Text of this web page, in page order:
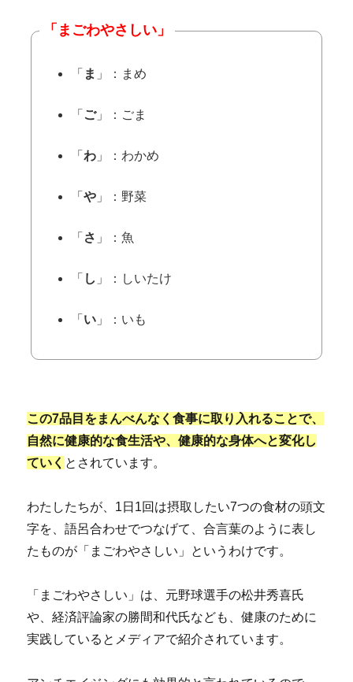
「まごわやさしい」
「 ま 」：まめ
「 ご」：ごま
「わ 」：わかめ
「や 」：野菜
「 さ 」：魚
「 し 」：しいたけ
「 い 」：いも
この7品目をまんべんなく食事に取り入れることで、
自然に健康的な食生活や、健康的な身体へと変化し
ていく とされています。
わたしたちが、1日1回は摂取したい7つの食材の頭文
字を、語呂合わせでつなげて、合言葉のように表し
たものが「まごわやさしい」というわけです。
「まごわやさしい」は、元野球選手の松井秀喜氏
や、経済評論家の勝間和代氏なども、健康のために
実践しているとメディアで紹介されています。